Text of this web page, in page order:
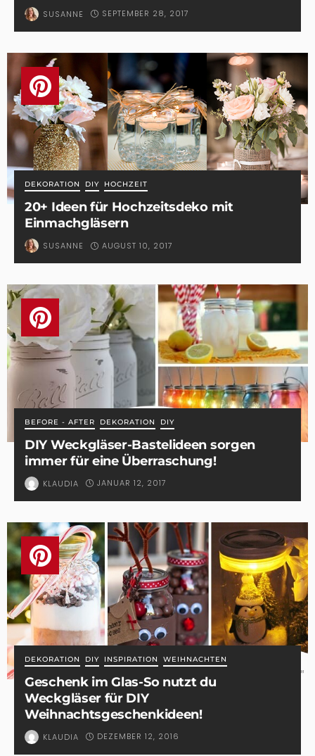
SUSANNE SEPTEMBER 28, 2017
DEKORATION DIY HOCHZEIT
20+ Ideen für Hochzeitsdeko mit
Einmachgläsern
SUSANNE AUGUST 10, 2017
BEFORE - AFTER DEKORATION DIY
DIY Weckgläser-Bastelideen sorgen
immer für eine Überraschung!
KLAUDIA JANUAR 12, 2017
DEKORATION DIY INSPIRATION WEIHNACHTEN
Geschenk im Glas-So nutzt du
Weckgläser für DIY
Weihnachtsgeschenkideen!
KLAUDIA DEZEMBER 12, 2016